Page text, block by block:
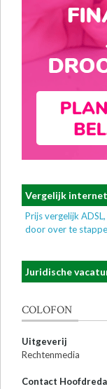
Vergelijk
Prijs vergelijk
door over te
Juridische
COLOFON
Uitgeverij
Rechtenmedia
Contact